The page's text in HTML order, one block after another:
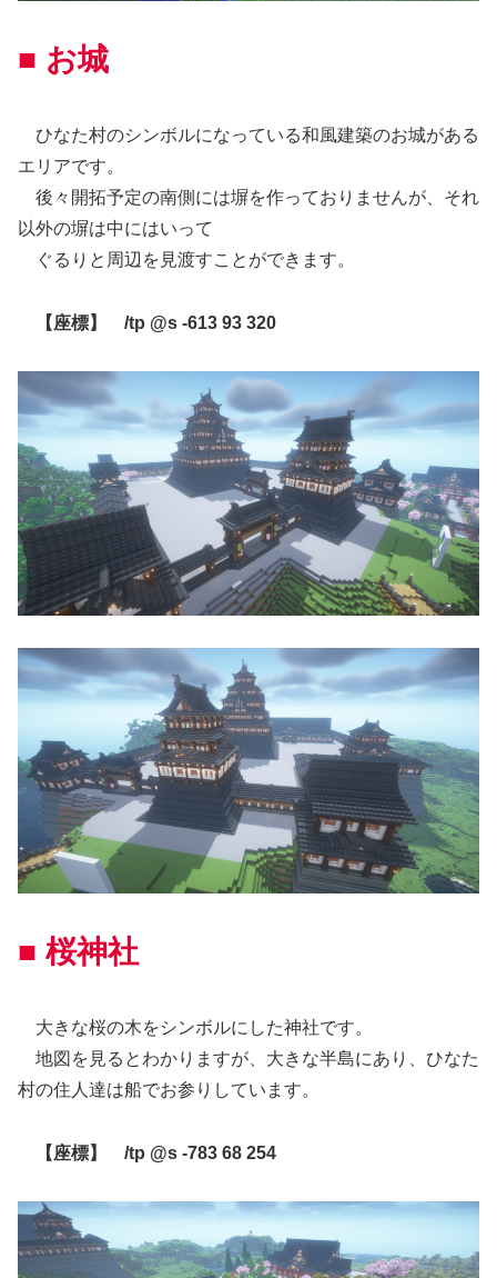
■ お城
ひなた村のシンボルになっている和風建築のお城がある
エリアです。
後々開拓予定の南側には塀を作っておりませんが、それ
以外の塀は中にはいって
ぐるりと周辺を見渡すことができます。
【座標】 /tp @s -613 93 320
■ 桜神社
大きな桜の木をシンボルにした神社です。
地図を見るとわかりますが、大きな半島にあり、ひなた
村の住人達は船でお参りしています。
【座標】 /tp @s -783 68 254